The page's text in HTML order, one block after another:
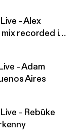
- Alex
recorded in
- Adam
Aires
- Rebūke